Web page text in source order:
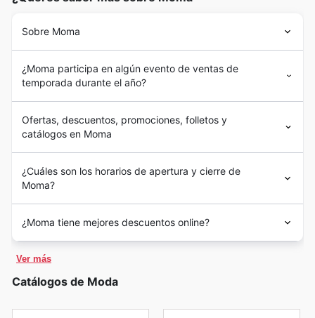
Sobre Moma
¿Moma participa en algún evento de ventas de
temporada durante el año?
Ofertas, descuentos, promociones, folletos y
catálogos en Moma
¿Cuáles son los horarios de apertura y cierre de
Moma?
¿Moma tiene mejores descuentos online?
Ver más
Catálogos de Moda